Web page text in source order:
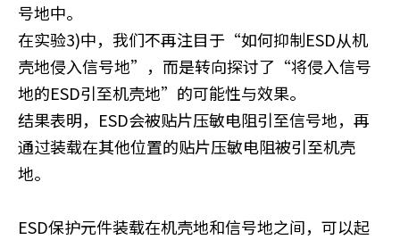
号地中。
在实验3)中，我们不再注目于“如何抑制ESD从机
壳地侵入信号地”，而是转向探讨了“将侵入信号
地的ESD引至机壳地”的可能性与效果。
结果表明，ESD会被贴片压敏电阻引至信号地，再
通过装载在其他位置的贴片压敏电阻被引至机壳
地。
ESD保护元件装载在机壳地和信号地之间，可以起